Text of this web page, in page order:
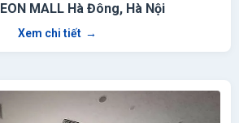
MALL Hà Đông, Hà Nội
Xem chi tiết →